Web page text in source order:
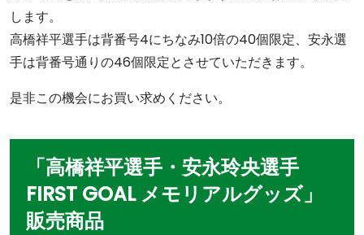
します。
高橋祥平選手は背番号4にちなみ10倍の40個限定、安永選
手は背番号通りの46個限定とさせていただきます。
是非この機会にお買い求めください。
「高橋祥平選手・安永玲央選手
FIRST GOAL メモリアルグッズ」
販売商品